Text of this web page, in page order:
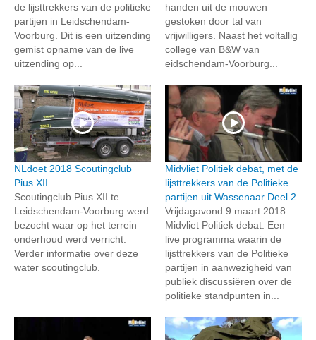
de lijsttrekkers van de politieke
partijen in Leidschendam-
Voorburg. Dit is een uitzending
gemist opname van de live
uitzending op...
handen uit de mouwen
gestoken door tal van
vrijwilligers. Naast het voltallig
college van B&W van
eidschendam-Voorburg...
NLdoet 2018 Scoutingclub
Pius XII
Scoutingclub Pius XII te
Leidschendam-Voorburg werd
bezocht waar op het terrein
onderhoud werd verricht.
Verder informatie over deze
water scoutingclub.
Midvliet Politiek debat, met de
lijsttrekkers van de Politieke
partijen uit Wassenaar Deel 2
Vrijdagavond 9 maart 2018.
Midvliet Politiek debat. Een
live programma waarin de
lijsttrekkers van de Politieke
partijen in aanwezigheid van
publiek discussiëren over de
politieke standpunten in...